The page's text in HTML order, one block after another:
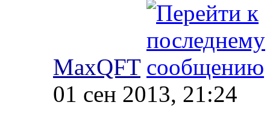
MaxQFT
01 сен 2013, 21:24